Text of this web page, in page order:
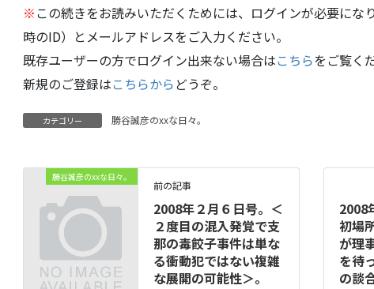
※ この続きをお読みいただくためには、ログインが必要にな
時のID）とメールアドレスをご入力ください。
既存ユーザーの方でログイン出来ない場合はこちらをご覧く
新規のご登録はこちらから どうぞ。
カテゴリー 勝谷誠彦のxxな日々。
勝谷誠彦のxxな日々。
前の記事
2008年２月６日号。＜
２度目の混入発覚で支
那の毒餃子事件は単な
る衝動犯ではない複雑
な展開の可能性＞。
2008
初場
が理
を待
の談